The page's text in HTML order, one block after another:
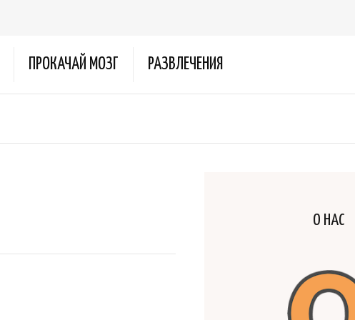
ПРОКАЧАЙ МОЗГ РАЗВЛЕЧЕНИЯ
О НАС